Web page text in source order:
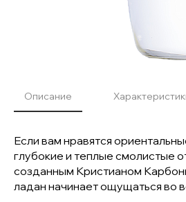
Описание
Если вам нравятся
глубокие и теплые смолистые
созданным Кристианом
ладан начинает ощущаться во